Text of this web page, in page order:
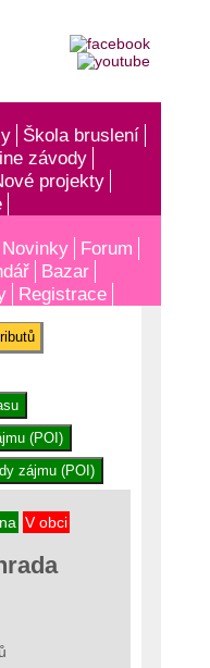
Škola bruslení
závody
projekty
Novinky
Forum
Bazar
Registrace
V obci